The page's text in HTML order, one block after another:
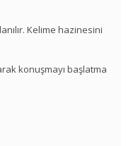
Kelime hazinesini
konuşmayı başlatma